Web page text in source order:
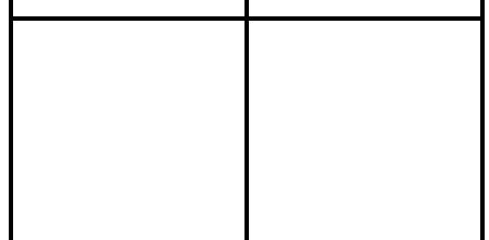
Ширина: 90 см
Ширина: 180 см